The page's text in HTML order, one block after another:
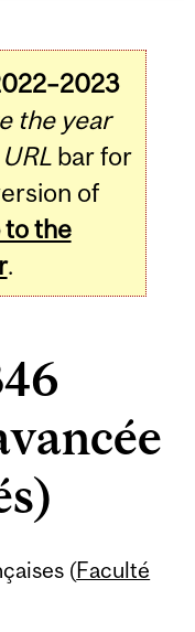
the year
URLbar for
of
to the
.
(Faculté